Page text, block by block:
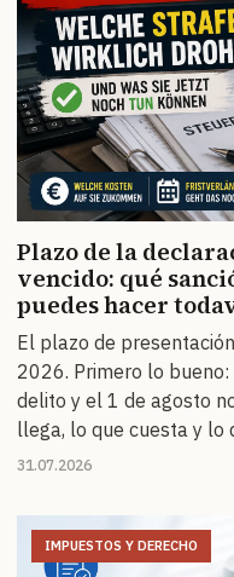
Plazo de la
vencido: qué
puedes hacer
El plazo de
2026. Primero lo
delito y el 1 de agosto
llega, lo que cuesta y lo
31.07.2026
IMPUESTOS Y DERECHO